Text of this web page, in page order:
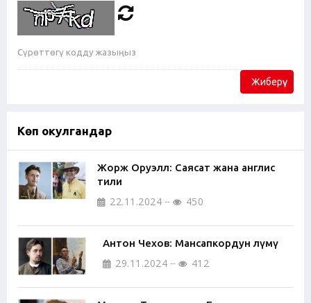
Жиберүү
Көп окулгандар
Жорж Оруэлл: Саясат жана англис
тили
22.11.2024 450
Антон Чехов: Мансапкордун өлүмү
29.11.2024 412